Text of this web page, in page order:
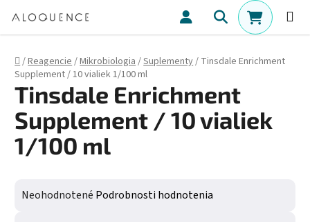
Hľadať
Domov
/Reagencie/Mikrobiologia/Suplementy/ Tinsdale Enrichment
Supplement / 10 vialiek 1/100 ml
Tinsdale Enrichment
Supplement / 10 vialiek
1/100 ml
Priemerné hodnotenie produktu je 0,0 z 5 hviezdičiek.
Neohodnotené Podrobnosti hodnotenia